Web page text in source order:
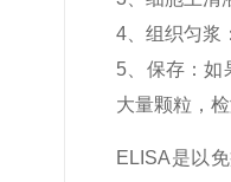
4、组织匀浆
5、保存：如
大量颗粒，
ELISA是以